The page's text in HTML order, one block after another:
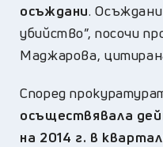
осъждани. Осъждани
убийство”, посочи
Маджарова,
Според
осъществявала
на 2014 г. в